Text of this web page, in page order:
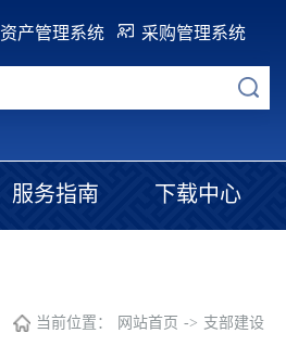
资产管理系统 采购管理系统
服务指南 下载中心
当前位置： 网站首页 -> 支部建设